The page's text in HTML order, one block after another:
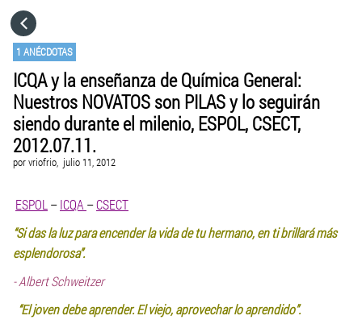
1 ANÉCDOTAS
ICQA y la enseñanza de Química General:
Nuestros NOVATOS son PILAS y lo seguirán
siendo durante el milenio, ESPOL, CSECT,
2012.07.11.
porvriofrio, julio 11, 2012
ESPOL –ICQA –CSECT
“Si das la luz para encender la vida de tu hermano, en ti brillará más
esplendorosa”.
- Albert Schweitzer
“El joven debe aprender. El viejo, aprovechar lo aprendido”.
CATEGORÍAS
IR A